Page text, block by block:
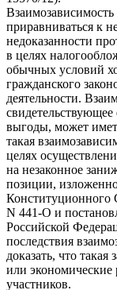
приравниваться к
недоказанности
в целях
обычных условий
гражданского
деятельности.
выгоды, может
такая
целях
на незаконное
позиции,
Конституционного
N 441-О и
Российской
последствия
доказать, что
или экономические
участников.